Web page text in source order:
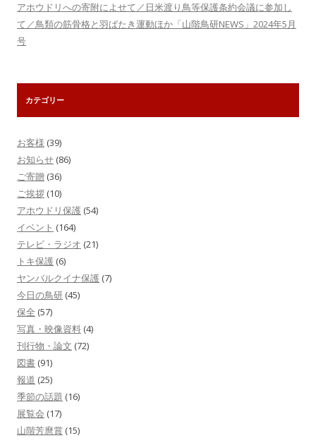
アホウドリへの寄附によせて／日米渡り鳥等保護条約会議に参加し
て／鳥類の筋骨格と羽ばたき運動ほか「山階鳥研NEWS」2024年5月
号
カテゴリー
お客様 (39)
お知らせ (86)
ご寄贈 (36)
ご挨拶 (10)
アホウドリ保護 (54)
イベント (164)
テレビ・ラジオ (21)
トキ保護 (6)
ヤンバルクイナ保護 (7)
今日の鳥研 (45)
保全 (57)
写真・映像資料 (4)
刊行物・論文 (72)
図書 (91)
報道 (25)
季節の話題 (16)
展覧会 (17)
山階芳麿賞 (15)